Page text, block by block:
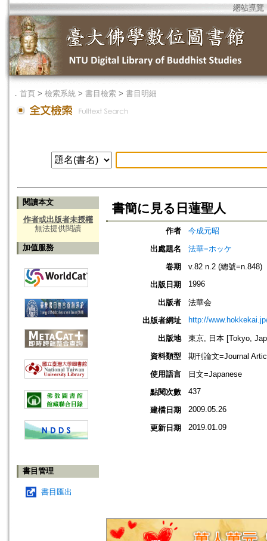
網站導覽
． 首頁 > 檢索系統 > 書目檢索 > 書目明細
閱讀本文
作者或出版者未授權
無法提供閱讀
加值服務
書目管理
書目匯出
書簡に見る日蓮聖人
作者
今成元昭
出處題名
法華=ホッケ
卷期
v.82 n.2 (總號=n.848)
出版日期
1996
出版者
法華会
出版者網址
http://
出版地
東京, 日本 [Tokyo,
資料類型
期刊論文=Journal
使用語言
日文=Japanese
點閱次數
437
建檔日期 2009.05.26
更新日期 2019.01.09